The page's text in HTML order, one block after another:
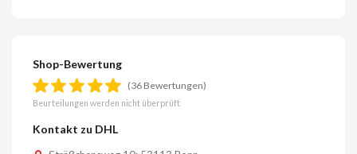
Shop-Bewertung
(36 Bewertungen)
Beurteilungen werden nicht überprüft
Kontakt zu DHL